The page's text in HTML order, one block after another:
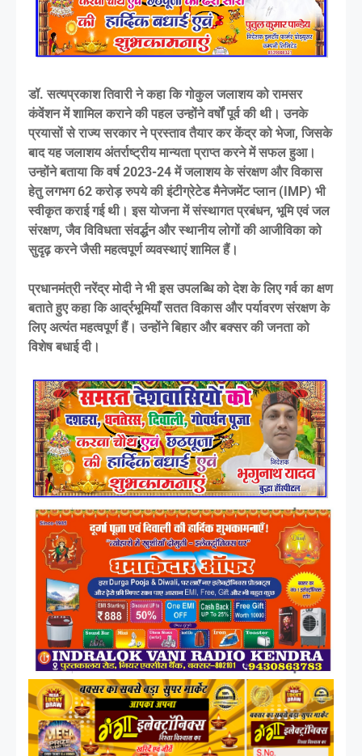
डॉ. सत्यप्रकाश तिवारी ने कहा कि गोकुल जलाशय को रामसर
कंवेंशन में शामिल कराने की पहल उन्होंने वर्षों पूर्व की थी। उनके
प्रयासों से राज्य सरकार ने प्रस्ताव तैयार कर केंद्र को भेजा, जिसके
बाद यह जलाशय अंतर्राष्ट्रीय मान्यता प्राप्त करने में सफल हुआ।
उन्होंने बताया कि वर्ष 2023-24 में जलाशय के संरक्षण और विकास
हेतु लगभग 62 करोड़ रुपये की इंटीग्रेटेड मैनेजमेंट प्लान (IMP) भी
स्वीकृत कराई गई थी। इस योजना में संस्थागत प्रबंधन, भूमि एवं जल
संरक्षण, जैव विविधता संवर्द्धन और स्थानीय लोगों की आजीविका को
सुदृढ़ करने जैसी महत्वपूर्ण व्यवस्थाएं शामिल हैं।
प्रधानमंत्री नरेंद्र मोदी ने भी इस उपलब्धि को देश के लिए गर्व का क्षण
बताते हुए कहा कि आर्द्रभूमियाँ सतत विकास और पर्यावरण संरक्षण के
लिए अत्यंत महत्वपूर्ण हैं। उन्होंने बिहार और बक्सर की जनता को
विशेष बधाई दी।